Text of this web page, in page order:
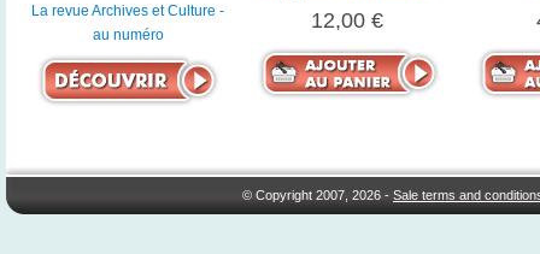
La revue Archives et Culture -
au numéro
12,00 €
© Copyright 2007, 2026 -Sale terms and